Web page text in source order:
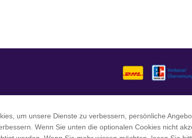
um unsere Dienste zu verbessern, persönliche
Wenn Sie unten die optionalen Cookies nicht